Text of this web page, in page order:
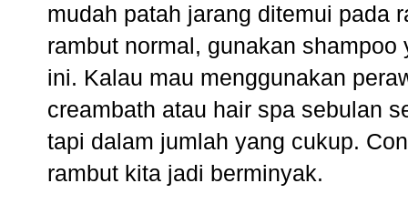
mudah patah jarang ditemui pada
rambut normal, gunakan
ini. Kalau mau menggunakan
creambath atau hair spa sebulan
tapi dalam jumlah yang cukup.
rambut kita jadi berminyak.